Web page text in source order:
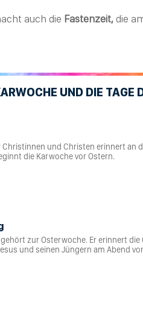
auch die Fastenzeit,die
UND DIE TAGE
und Christen erinnert an
die Karwoche vor Ostern.
zur Osterwoche. Er erinnert
und seinen Jüngern am Abend